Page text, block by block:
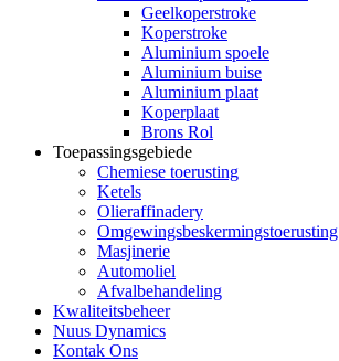
Geelkoperstroke
Koperstroke
Aluminium spoele
Aluminium buise
Aluminium plaat
Koperplaat
Brons Rol
Toepassingsgebiede
Chemiese toerusting
Ketels
Olieraffinadery
Omgewingsbeskermingstoerusting
Masjinerie
Automoliel
Afvalbehandeling
Kwaliteitsbeheer
Nuus Dynamics
Kontak Ons